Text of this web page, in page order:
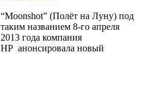
“Moonshot” (Полёт на Луну) под
таким названием 8-го апреля
2013 года компания
HP анонсировала новый